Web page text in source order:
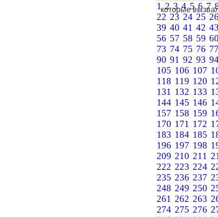
которые
1234567
22 23 24 25
39 40 41 42
56 57 58 59
73 74 75 76
90 91 92 93
105 106 107
118 119 120
131 132 133
144 145 146
157 158 159
170 171 172
183 184 185
196 197 198
209 210 211
222 223 224
235 236 237
248 249 250
261 262 263
274 275 276